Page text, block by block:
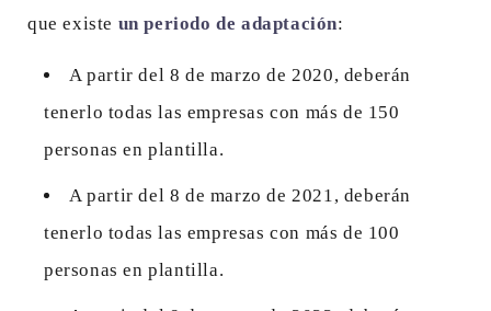
que existe un periodo de adaptación:
A partir del 8 de marzo de 2020, deberán
tenerlo todas las empresas con más de 150
personas en plantilla.
A partir del 8 de marzo de 2021, deberán
tenerlo todas las empresas con más de 100
personas en plantilla.